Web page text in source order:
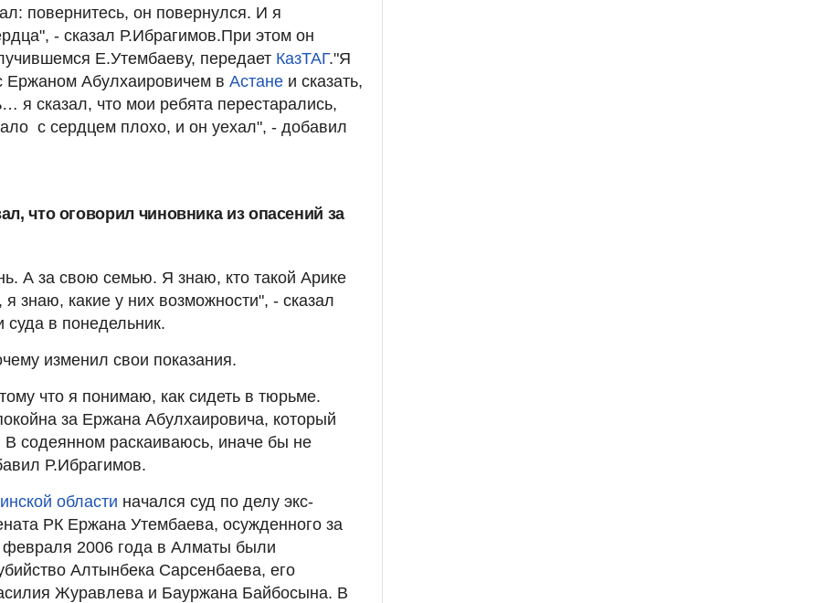
повернитесь, он повернулся. И я
- сказал Р.Ибрагимов.При этом он
Е.Утембаеву, передает КазТАГ."Я
Ержаном Абулхаировичем в Астане и сказать,
я сказал, что мои ребята перестарались,
с сердцем плохо, и он уехал", - добавил
что оговорил чиновника из опасений за
А за свою семью. Я знаю, кто такой Арике
знаю, какие у них возможности", - сказал
суда в понедельник.
изменил свои показания.
что я понимаю, как сидеть в тюрьме.
за Ержана Абулхаировича, который
В содеянном раскаиваюсь, иначе бы не
Р.Ибрагимов.
области начался суд по делу экс-
РК Ержана Утембаева, осужденного за
февраля 2006 года в Алматы были
Алтынбека Сарсенбаева, его
Журавлева и Бауржана Байбосына. В